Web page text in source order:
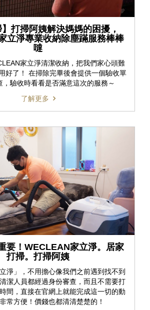
】打掃阿姨解決媽媽的困擾，
立淨專業收納除塵蹣服務棒棒
噠
家立淨清潔收納，把我們家心頭難
好了！ 在掃除完畢後會提供一個驗收單
，驗收時看看是否滿意這次的服務～
了解更多
要！WECLEAN家立淨。居家
打掃。打掃阿姨
淨」，不用擔心像我們之前遇到找不到
潔人員都經過身份審查，而且不需要打
間，直接在官網上就能完成這一切的動
常方便！價錢也都清清楚楚的！